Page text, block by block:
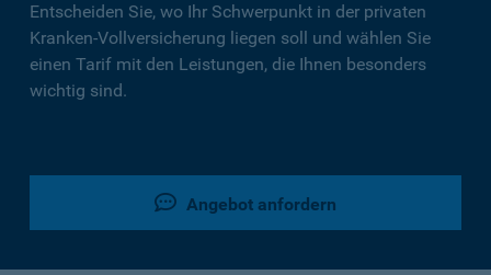
Entscheiden Sie, wo Ihr Schwerpunkt in der privaten
Kranken-Vollversicherung liegen soll und wählen Sie
einen Tarif mit den Leistungen, die Ihnen besonders
wichtig sind.
Angebot anfordern